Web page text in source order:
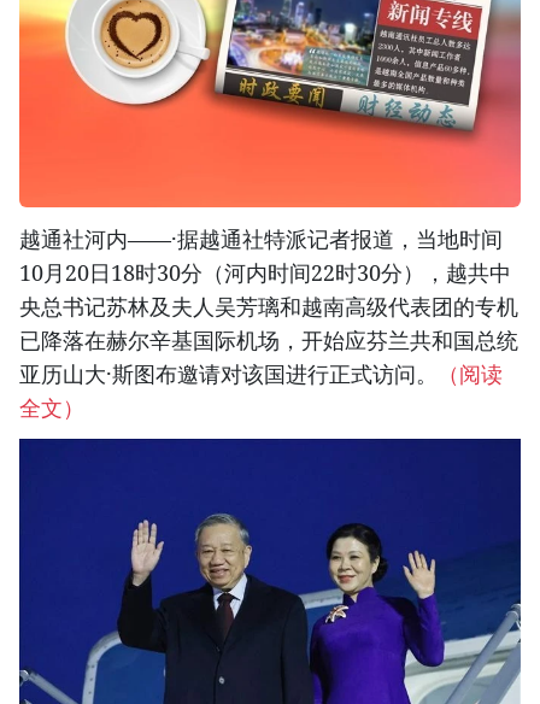
越通社河内——·据越通社特派记者报道，当地时间
10月20日18时30分（河内时间22时30分），越共中
央总书记苏林及夫人吴芳璃和越南高级代表团的专机
已降落在赫尔辛基国际机场，开始应芬兰共和国总统
亚历山大·斯图布邀请对该国进行正式访问。
（阅读
全文）